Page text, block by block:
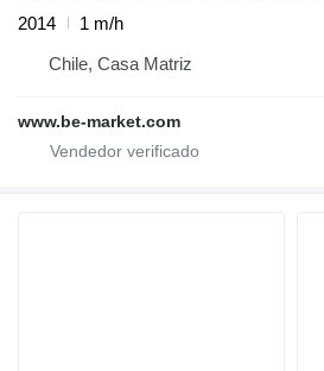
2014
1 m/h
Chile, Casa Matriz
www.be-market.com